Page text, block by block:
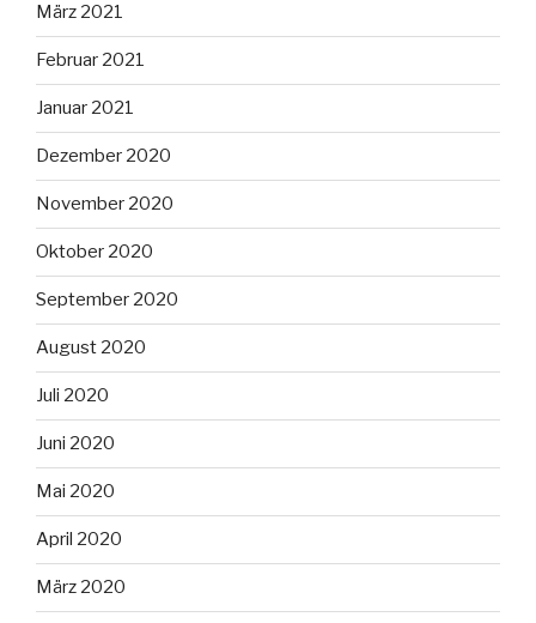
März 2021
Februar 2021
Januar 2021
Dezember 2020
November 2020
Oktober 2020
September 2020
August 2020
Juli 2020
Juni 2020
Mai 2020
April 2020
März 2020